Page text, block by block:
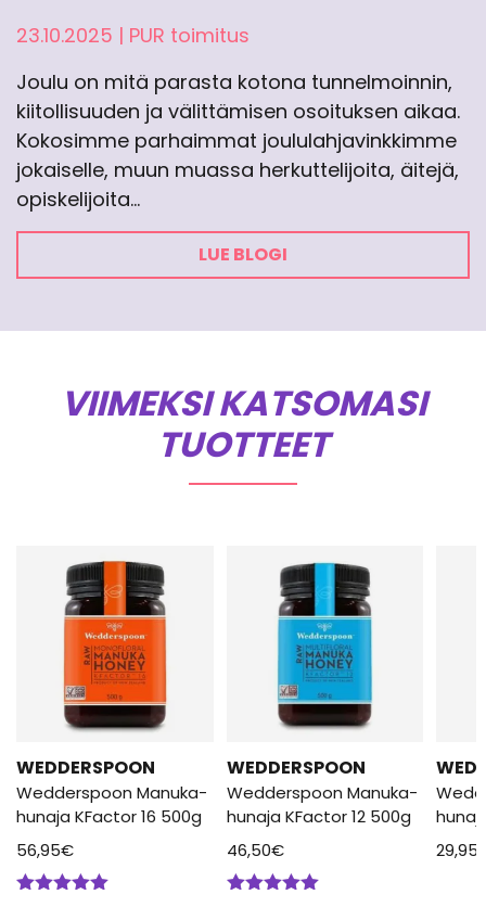
23.10.2025 | PUR toimitus
Joulu on mitä parasta kotona tunnelmoinnin,
kiitollisuuden ja välittämisen osoituksen aikaa.
Kokosimme parhaimmat joululahjavinkkimme
jokaiselle, muun muassa herkuttelijoita, äitejä,
opiskelijoita…
LUE BLOGI
VIIMEKSI KATSOMASI
TUOTTEET
WEDDERSPOON
Wedderspoon Manuka-
hunaja KFactor 16 500g
56,95€
WEDDERSPOON
Wedderspoon Manuka-
hunaja KFactor 12 500g
46,50€
29,95